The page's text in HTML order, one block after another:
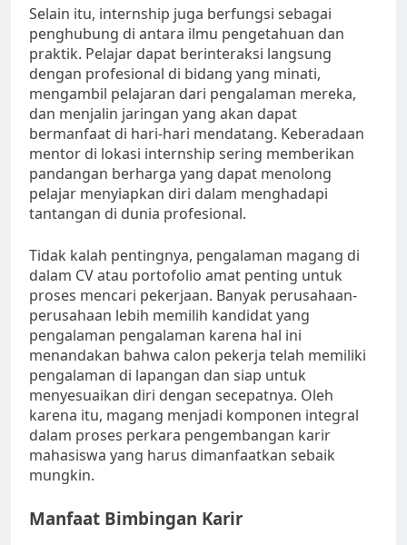
Selain itu, internship juga berfungsi sebagai
penghubung di antara ilmu pengetahuan dan
praktik. Pelajar dapat berinteraksi langsung
dengan profesional di bidang yang minati,
mengambil pelajaran dari pengalaman mereka,
dan menjalin jaringan yang akan dapat
bermanfaat di hari-hari mendatang. Keberadaan
mentor di lokasi internship sering memberikan
pandangan berharga yang dapat menolong
pelajar menyiapkan diri dalam menghadapi
tantangan di dunia profesional.
Tidak kalah pentingnya, pengalaman magang di
dalam CV atau portofolio amat penting untuk
proses mencari pekerjaan. Banyak perusahaan-
perusahaan lebih memilih kandidat yang
pengalaman pengalaman karena hal ini
menandakan bahwa calon pekerja telah memiliki
pengalaman di lapangan dan siap untuk
menyesuaikan diri dengan secepatnya. Oleh
karena itu, magang menjadi komponen integral
dalam proses perkara pengembangan karir
mahasiswa yang harus dimanfaatkan sebaik
mungkin.
Manfaat Bimbingan Karir